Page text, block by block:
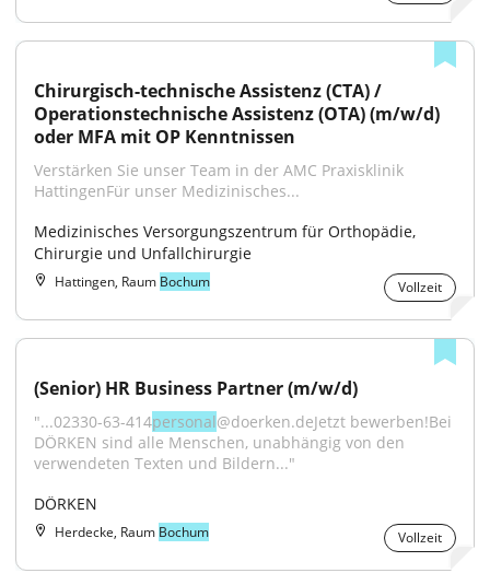
Chirurgisch-technische Assistenz (CTA) /
Operationstechnische Assistenz (OTA) (m/w/d)
oder MFA mit OP Kenntnissen
Verstärken Sie unser Team in der AMC Praxisklinik
HattingenFür unser Medizinisches...
Medizinisches Versorgungszentrum für Orthopädie,
Chirurgie und Unfallchirurgie
Hattingen, Raum Bochum Vollzeit
(Senior) HR Business Partner (m/w/d)
"...02330-63-414personal@doerken.deJetzt bewerben!Bei
DÖRKEN sind alle Menschen, unabhängig von den
verwendeten Texten und Bildern..."
DÖRKEN
Herdecke, Raum Bochum Vollzeit